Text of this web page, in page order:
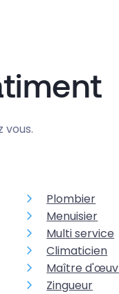
vous.
Plombier
Menuisier
Multi service
Climaticien
Maître
Zingueur